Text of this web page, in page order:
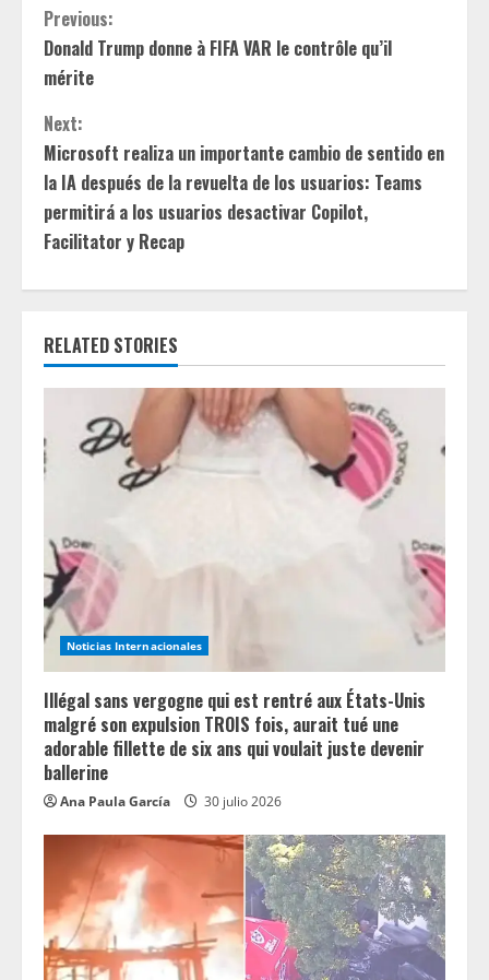
C
o
n
t
i
n
u
e
R
e
a
d
i
n
g
Previous:
Donald Trump donne à FIFA VAR le contrôle qu’il
mérite
Next:
Microsoft realiza un importante cambio de sentido en
la IA después de la revuelta de los usuarios: Teams
permitirá a los usuarios desactivar Copilot,
Facilitator y Recap
RELATED STORIES
Noticias Internacionales
Illégal sans vergogne qui est rentré aux États-Unis
malgré son expulsion TROIS fois, aurait tué une
adorable fillette de six ans qui voulait juste devenir
ballerine
Ana Paula García 30 julio 2026